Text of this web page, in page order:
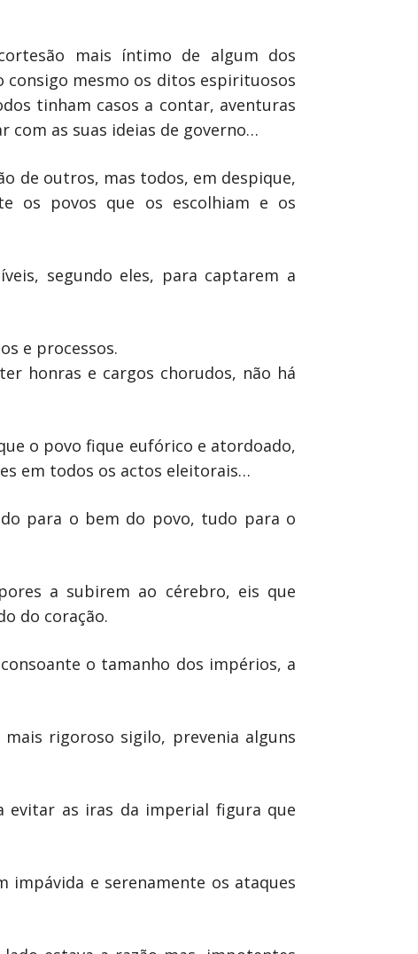
mais íntimo de algum dos
consigo mesmo os ditos espirituosos
tinham casos a contar, aventuras
com as suas ideias de governo…
de outros, mas todos, em despique,
os povos que os escolhiam e os
segundo eles, para captarem a
e processos.
honras e cargos chorudos, não há
o povo fique eufórico e atordoado,
em todos os actos eleitorais…
para o bem do povo, tudo para o
a subirem ao cérebro, eis que
do coração.
o tamanho dos impérios, a
rigoroso sigilo, prevenia alguns
evitar as iras da imperial figura que
impávida e serenamente os ataques